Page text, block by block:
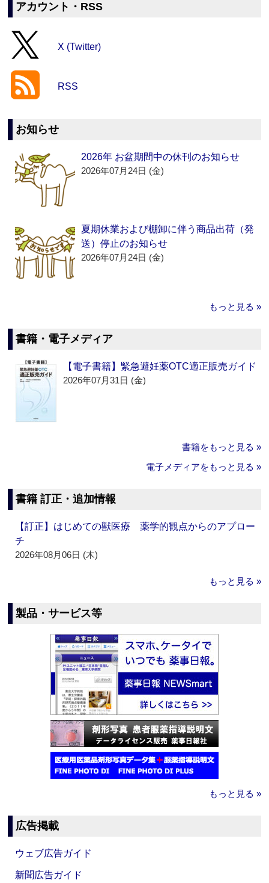
アカウント・RSS
X (Twitter)
RSS
お知らせ
2026年 お盆期間中の休刊のお知らせ
2026年07月24日 (金)
夏期休業および棚卸に伴う商品出荷（発
送）停止のお知らせ
2026年07月24日 (金)
もっと見る »
書籍・電子メディア
【電子書籍】緊急避妊薬OTC適正販売ガイド
2026年07月31日 (金)
書籍をもっと見る »
電子メディアをもっと見る »
書籍 訂正・追加情報
【訂正】はじめての獣医療 薬学的観点からのアプロー
チ
2026年08月06日 (木)
もっと見る »
製品・サービス等
もっと見る »
広告掲載
ウェブ広告ガイド
新聞広告ガイド